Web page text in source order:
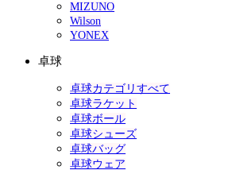
MIZUNO
Wilson
YONEX
卓球
卓球カテゴリすべて
卓球ラケット
卓球ボール
卓球シューズ
卓球バッグ
卓球ウェア